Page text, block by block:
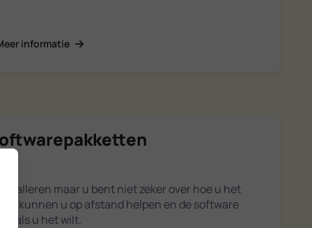
informatie
maar u bent niet zeker over hoe u het
kunnen u op afstand helpen en de software
u het wilt.